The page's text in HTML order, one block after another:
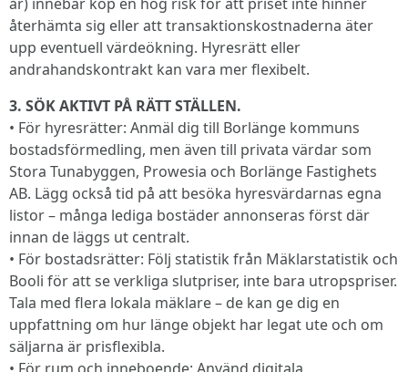
återhämta sig eller att transaktionskostnaderna äter
upp eventuell värdeökning. Hyresrätt eller
andrahandskontrakt kan vara mer flexibelt.
3. SÖK AKTIVT PÅ RÄTT STÄLLEN.
• För hyresrätter: Anmäl dig till Borlänge kommuns
bostadsförmedling, men även till privata värdar som
Stora Tunabyggen, Prowesia och Borlänge Fastighets
AB. Lägg också tid på att besöka hyresvärdarnas egna
listor – många lediga bostäder annonseras först där
innan de läggs ut centralt.
• För bostadsrätter: Följ statistik från Mäklarstatistik och
Booli för att se verkliga slutpriser, inte bara utropspriser.
Tala med flera lokala mäklare – de kan ge dig en
uppfattning om hur länge objekt har legat ute och om
säljarna är prisflexibla.